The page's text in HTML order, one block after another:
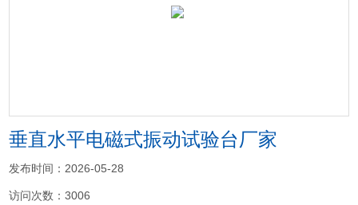
垂直水平电磁式振动试验台厂家
发布时间：2026-05-28
访问次数：3006